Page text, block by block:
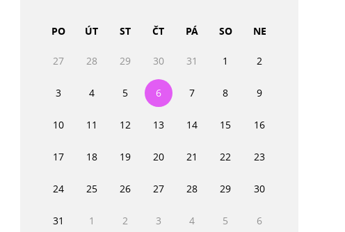
PO ÚT ST ČT PÁ SO NE
27 28 29 30 31 1 2
3 4 5 6 7 8 9
10 11 12 13 14 15 16
17 18 19 20 21 22 23
24 25 26 27 28 29 30
31 1 2 3 4 5 6